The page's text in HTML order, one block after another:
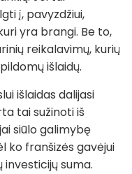
į, pavyzdžiui,
yra brangi. Be to,
reikalavimų, kurių
išlaidų.
išlaidas dalijasi
tai sužinoti iš
siūlo galimybę
ko franšizės gavėjui
suma.